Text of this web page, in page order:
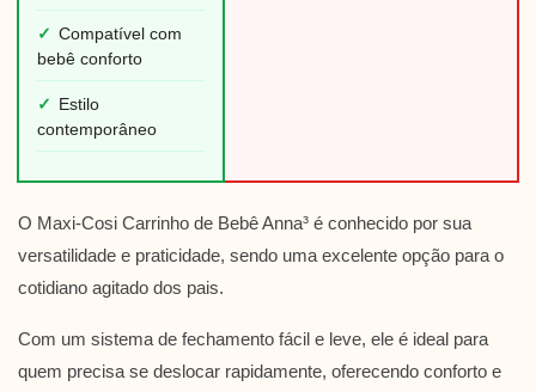
✓ Compatível com
bebê conforto
✓
Estilo
contemporâneo
O Maxi-Cosi Carrinho de Bebê Anna³ é conhecido por sua
versatilidade e praticidade, sendo uma excelente opção para o
cotidiano agitado dos pais.
Com um sistema de fechamento fácil e leve, ele é ideal para
quem precisa se deslocar rapidamente, oferecendo conforto e